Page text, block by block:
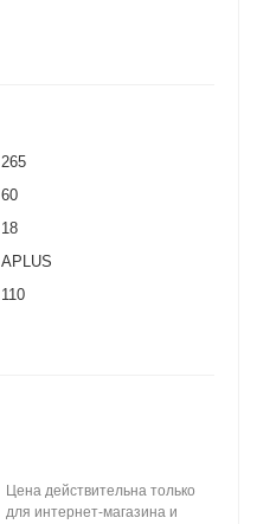
265
60
18
APLUS
110
Цена действительна только
для интернет-магазина и